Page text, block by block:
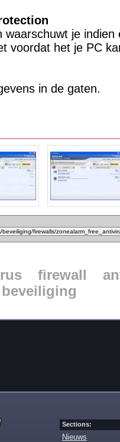
waarschuwt je indien
voordat het je PC
in de gaten.
firewall
beveiliging
Sections:
Nieuws